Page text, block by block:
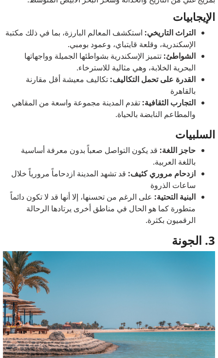
الإيجابيات
التراث التاريخي: استكشف المعالم البارزة، بما في ذلك مكتبة
الإسكندرية، وقلعة قايتباي، وعمود بومبي.
الشواطئ: تتميز الإسكندرية بشواطئها الجميلة وواجهاتها
البحرية الخلابة، وهي مثالية للاسترخاء.
القدرة على تحمل التكاليف: تكاليف معيشة أقل مقارنة
بالقاهرة
التجارب الثقافية: تقدم المدينة مجموعة واسعة من المقاهي
والمطاعم النابضة بالحياة.
السلبيات
حاجز اللغة: قد يكون التواصل صعباً بدون معرفة أساسية
باللغة العربية.
ازدحام مروري كثيف: قد تشهد المدينة ازدحاماً مرورياً خلال
ساعات الذروة
البنية التحتية: على الرغم من تحسنها، إلا أنها قد لا تكون دائماً
متطورة كما هو الحال في مناطق أخرى يرتادها الرحالة
الرقميون بكثرة.
3. الجونة